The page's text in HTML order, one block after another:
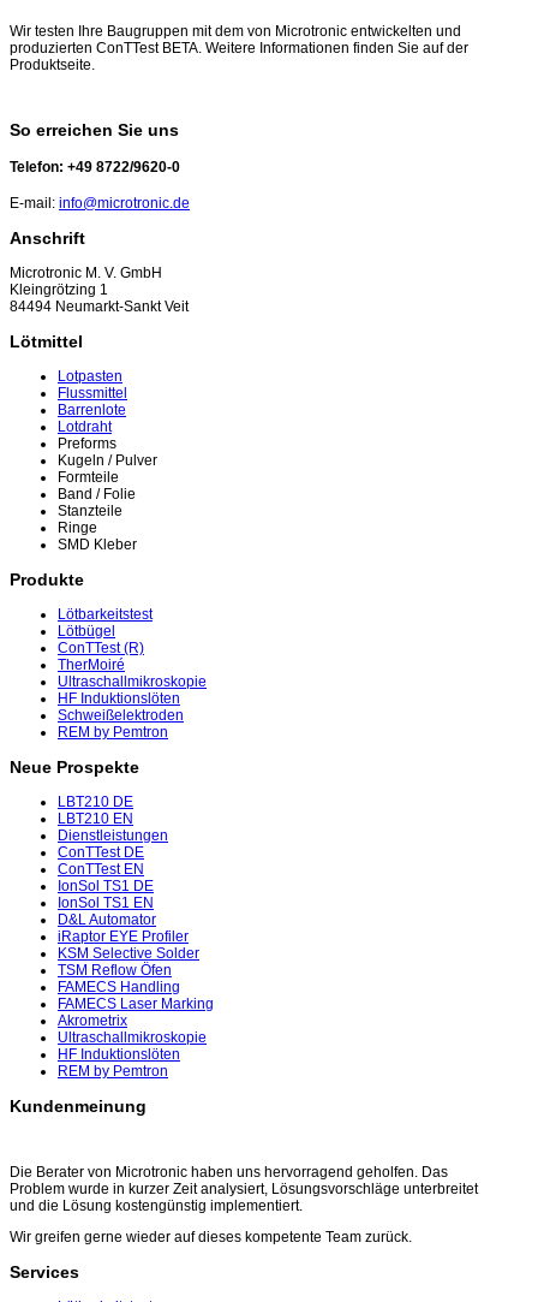
Wir testen Ihre Baugruppen mit dem von Microtronic entwickelten und
produzierten ConTTest BETA. Weitere Informationen finden Sie auf der
Produktseite.
So erreichen Sie uns
Telefon: +49 8722/9620-0
E-mail: info@microtronic.de
Anschrift
Microtronic M. V. GmbH
Kleingrötzing 1
84494 Neumarkt-Sankt Veit
Lötmittel
Lotpasten
Flussmittel
Barrenlote
Lotdraht
Preforms
Kugeln / Pulver
Formteile
Band / Folie
Stanzteile
Ringe
SMD Kleber
Produkte
Lötbarkeitstest
Lötbügel
ConTTest (R)
TherMoiré
Ultraschallmikroskopie
HF Induktionslöten
Schweißelektroden
REM by Pemtron
Neue Prospekte
LBT210 DE
LBT210 EN
Dienstleistungen
ConTTest DE
ConTTest EN
IonSol TS1 DE
IonSol TS1 EN
D&L Automator
iRaptor EYE Profiler
KSM Selective Solder
TSM Reflow Öfen
FAMECS Handling
FAMECS Laser Marking
Akrometrix
Ultraschallmikroskopie
HF Induktionslöten
REM by Pemtron
Kundenmeinung
Die Berater von Microtronic haben uns hervorragend geholfen. Das
Problem wurde in kurzer Zeit analysiert, Lösungsvorschläge unterbreitet
und die Lösung kostengünstig implementiert.
Wir greifen gerne wieder auf dieses kompetente Team zurück.
Services